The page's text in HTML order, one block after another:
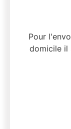
Pour
domicile il